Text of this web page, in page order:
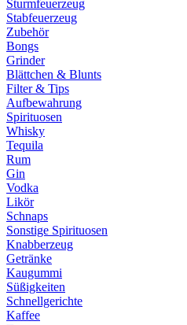
Sturmfeuerzeug
Stabfeuerzeug
Zubehör
Bongs
Grinder
Blättchen & Blunts
Filter & Tips
Aufbewahrung
Spirituosen
Whisky
Tequila
Rum
Gin
Vodka
Likör
Schnaps
Sonstige Spirituosen
Knabberzeug
Getränke
Kaugummi
Süßigkeiten
Schnellgerichte
Kaffee